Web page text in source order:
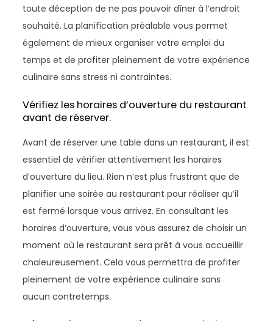
toute déception de ne pas pouvoir dîner à l’endroit
souhaité. La planification préalable vous permet
également de mieux organiser votre emploi du
temps et de profiter pleinement de votre expérience
culinaire sans stress ni contraintes.
Vérifiez les horaires d’ouverture du restaurant
avant de réserver.
Avant de réserver une table dans un restaurant, il est
essentiel de vérifier attentivement les horaires
d’ouverture du lieu. Rien n’est plus frustrant que de
planifier une soirée au restaurant pour réaliser qu’il
est fermé lorsque vous arrivez. En consultant les
horaires d’ouverture, vous vous assurez de choisir un
moment où le restaurant sera prêt à vous accueillir
chaleureusement. Cela vous permettra de profiter
pleinement de votre expérience culinaire sans
aucun contretemps.